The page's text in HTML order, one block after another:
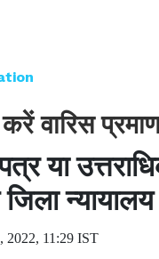
करें वारिस
या
2022, 11:29 IST